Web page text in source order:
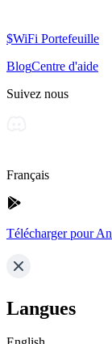
$WiFi Portefeuille
BlogCentre d'aide
Suivez nous
Français
Télécharger pour
Langues